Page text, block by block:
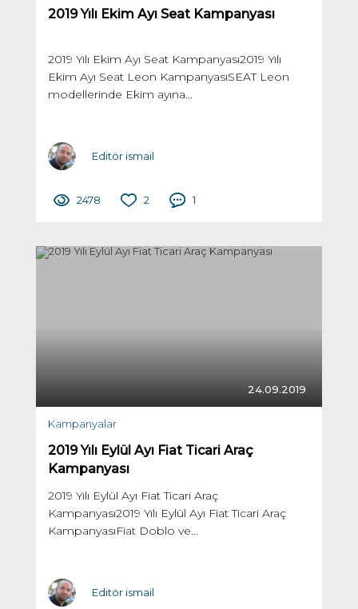
2019 Yılı Ekim Ayı Seat Kampanyası
2019 Yılı Ekim Ayı Seat Kampanyası2019 Yılı
Ekim Ayı Seat Leon KampanyasıSEAT Leon
modellerinde Ekim ayına...
Editör ismail
2478 2 1
24.09.2019
Kampanyalar
2019 Yılı Eylül Ayı Fiat Ticari Araç
Kampanyası
2019 Yılı Eylül Ayı Fiat Ticari Araç
Kampanyası2019 Yılı Eylül Ayı Fiat Ticari Araç
KampanyasıFiat Doblo ve...
Editör ismail